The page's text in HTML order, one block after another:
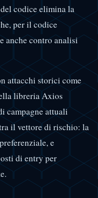
codice elimina la
per il codice
anche contro analisi
attacchi storici come
libreria Axios
campagne attuali
il vettore di rischio: la
e
di entry per